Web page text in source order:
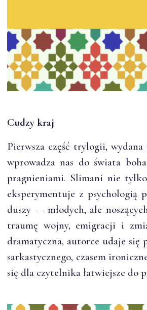
Cudzy kraj
Pierwsza część trylogii,
wprowadza nas do świata
pragnieniami. Slimani nie
eksperymentuje z psychologią
duszy — młodych, ale
traumę wojny, emigracji i
dramatyczna, autorce udaje
sarkastycznego, czasem
się dla czytelnika łatwiejsze do